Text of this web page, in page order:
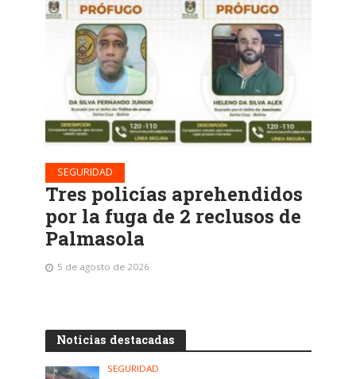
SEGURIDAD
Tres policías aprehendidos
por la fuga de 2 reclusos de
Palmasola
5 de agosto de 2026
Noticias destacadas
SEGURIDAD